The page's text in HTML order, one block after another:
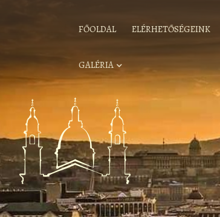
FŐOLDAL ELÉRHETŐSÉGEINK
GALÉRIA